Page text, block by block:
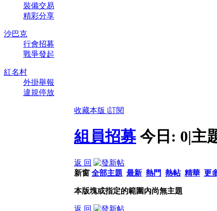
裝備交易
精彩分享
沙巴克
行會招募
戰爭發起
紅名村
外掛舉報
違規停放
收藏本版 |訂閱
組員招募 今日: 0|主
返 回
新窗 全部主題 最新 熱門 熱帖 精華 更
本版塊或指定的範圍內尚無主題
返 回